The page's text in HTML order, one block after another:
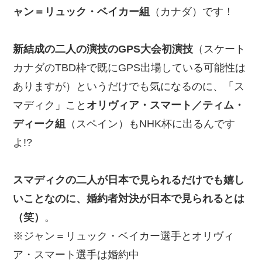
ャン＝リュック・ベイカー組 （カナダ）です！
新結成の二人の演技のGPS大会初演技 （スケート
カナダのTBD枠で既にGPS出場している可能性は
ありますが）というだけでも気になるのに、「ス
マディク」こと オリヴィア・スマート／ティム・
ディーク組
（スペイン）もNHK杯に出るんです
よ!?
スマディクの二人が日本で見られるだけでも嬉し
いことなのに、婚約者対決が日本で見られるとは
（笑） 。
※ジャン＝リュック・ベイカー選手とオリヴィ
ア・スマート選手は婚約中